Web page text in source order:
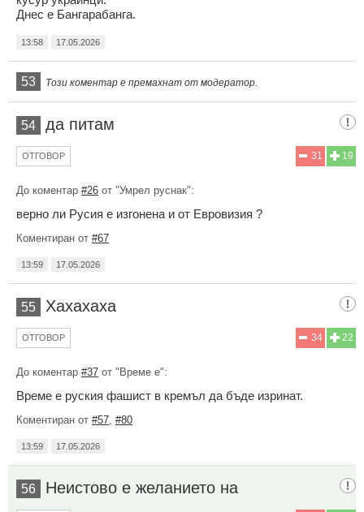
Днес е Бангарабанга.
13:58 17.05.2026
53 Този коментар е премахнат от модератор.
54 да питам
19
31
ОТГОВОР
До коментар #26 от "Умрел руснак":
верно ли Русия е изгонена и от Евровизия ?
Коментиран от #67
13:59 17.05.2026
55 Хахахаха
22
34
ОТГОВОР
До коментар #37 от "Време е":
Време е руския фашист в кремъл да бъде изринат.
Коментиран от #57 #80
13:59 17.05.2026
56 Неистово е желанието на